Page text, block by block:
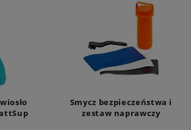
Smycz bezpieczeństwa i
zestaw naprawczy